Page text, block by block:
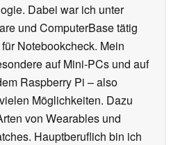
Dabei war ich unter
und ComputerBase tätig
Notebookcheck. Mein
auf Mini-PCs und auf
Raspberry Pi – also
Möglichkeiten. Dazu
von Wearables und
Hauptberuflich bin ich